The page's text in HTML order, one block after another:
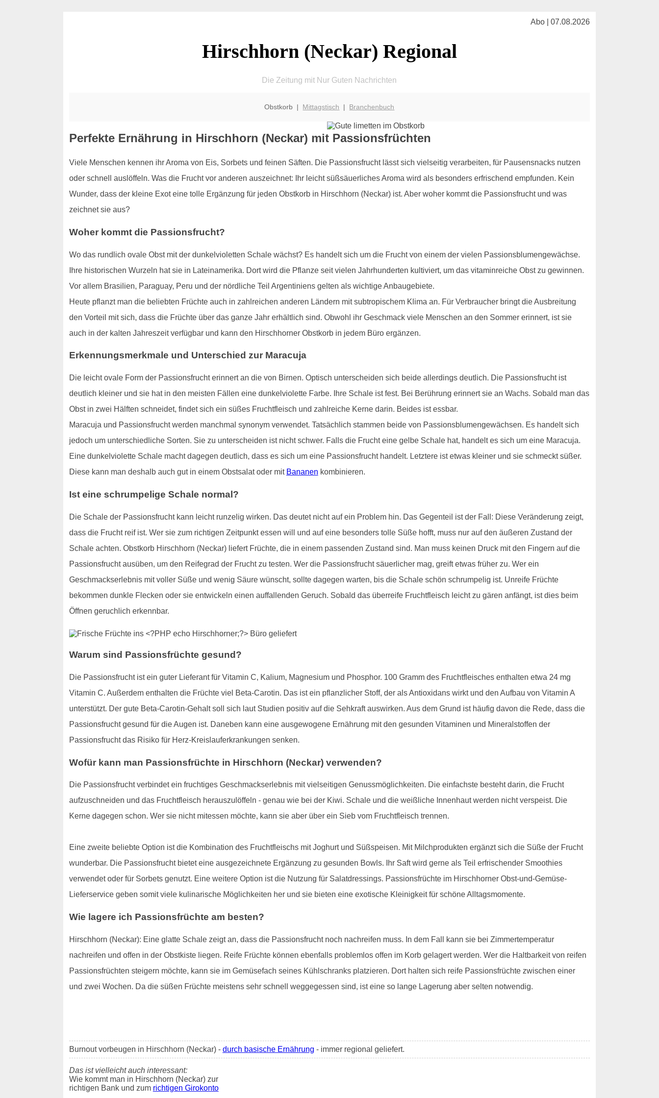
Abo | 07.08.2026
Hirschhorn (Neckar) Regional
Die Zeitung mit Nur Guten Nachrichten
Obstkorb | Mittagstisch | Branchenbuch
Perfekte Ernährung in Hirschhorn (Neckar) mit Passionsfrüchten
Viele Menschen kennen ihr Aroma von Eis, Sorbets und feinen Säften. Die Passionsfrucht lässt sich vielseitig verarbeiten, für Pausensnacks nutzen
oder schnell auslöffeln. Was die Frucht vor anderen auszeichnet: Ihr leicht süßsäuerliches Aroma wird als besonders erfrischend empfunden. Kein
Wunder, dass der kleine Exot eine tolle Ergänzung für jeden Obstkorb in Hirschhorn (Neckar) ist. Aber woher kommt die Passionsfrucht und was
zeichnet sie aus?
Woher kommt die Passionsfrucht?
Wo das rundlich ovale Obst mit der dunkelvioletten Schale wächst? Es handelt sich um die Frucht von einem der vielen Passionsblumengewächse.
Ihre historischen Wurzeln hat sie in Lateinamerika. Dort wird die Pflanze seit vielen Jahrhunderten kultiviert, um das vitaminreiche Obst zu gewinnen.
Vor allem Brasilien, Paraguay, Peru und der nördliche Teil Argentiniens gelten als wichtige Anbaugebiete.
Heute pflanzt man die beliebten Früchte auch in zahlreichen anderen Ländern mit subtropischem Klima an. Für Verbraucher bringt die Ausbreitung
den Vorteil mit sich, dass die Früchte über das ganze Jahr erhältlich sind. Obwohl ihr Geschmack viele Menschen an den Sommer erinnert, ist sie
auch in der kalten Jahreszeit verfügbar und kann den Hirschhorner Obstkorb in jedem Büro ergänzen.
Erkennungsmerkmale und Unterschied zur Maracuja
Die leicht ovale Form der Passionsfrucht erinnert an die von Birnen. Optisch unterscheiden sich beide allerdings deutlich. Die Passionsfrucht ist
deutlich kleiner und sie hat in den meisten Fällen eine dunkelviolette Farbe. Ihre Schale ist fest. Bei Berührung erinnert sie an Wachs. Sobald man das
Obst in zwei Hälften schneidet, findet sich ein süßes Fruchtfleisch und zahlreiche Kerne darin. Beides ist essbar.
Maracuja und Passionsfrucht werden manchmal synonym verwendet. Tatsächlich stammen beide von Passionsblumengewächsen. Es handelt sich
jedoch um unterschiedliche Sorten. Sie zu unterscheiden ist nicht schwer. Falls die Frucht eine gelbe Schale hat, handelt es sich um eine Maracuja.
Eine dunkelviolette Schale macht dagegen deutlich, dass es sich um eine Passionsfrucht handelt. Letztere ist etwas kleiner und sie schmeckt süßer.
Diese kann man deshalb auch gut in einem Obstsalat oder mit Bananen kombinieren.
Ist eine schrumpelige Schale normal?
Die Schale der Passionsfrucht kann leicht runzelig wirken. Das deutet nicht auf ein Problem hin. Das Gegenteil ist der Fall: Diese Veränderung zeigt,
dass die Frucht reif ist. Wer sie zum richtigen Zeitpunkt essen will und auf eine besonders tolle Süße hofft, muss nur auf den äußeren Zustand der
Schale achten. Obstkorb Hirschhorn (Neckar) liefert Früchte, die in einem passenden Zustand sind. Man muss keinen Druck mit den Fingern auf die
Passionsfrucht ausüben, um den Reifegrad der Frucht zu testen. Wer die Passionsfrucht säuerlicher mag, greift etwas früher zu. Wer ein
Geschmackserlebnis mit voller Süße und wenig Säure wünscht, sollte dagegen warten, bis die Schale schön schrumpelig ist. Unreife Früchte
bekommen dunkle Flecken oder sie entwickeln einen auffallenden Geruch. Sobald das überreife Fruchtfleisch leicht zu gären anfängt, ist dies beim
Öffnen geruchlich erkennbar.
Warum sind Passionsfrüchte gesund?
Die Passionsfrucht ist ein guter Lieferant für Vitamin C, Kalium, Magnesium und Phosphor. 100 Gramm des Fruchtfleisches enthalten etwa 24 mg
Vitamin C. Außerdem enthalten die Früchte viel Beta-Carotin. Das ist ein pflanzlicher Stoff, der als Antioxidans wirkt und den Aufbau von Vitamin A
unterstützt. Der gute Beta-Carotin-Gehalt soll sich laut Studien positiv auf die Sehkraft auswirken. Aus dem Grund ist häufig davon die Rede, dass die
Passionsfrucht gesund für die Augen ist. Daneben kann eine ausgewogene Ernährung mit den gesunden Vitaminen und Mineralstoffen der
Passionsfrucht das Risiko für Herz-Kreislauferkrankungen senken.
Wofür kann man Passionsfrüchte in Hirschhorn (Neckar) verwenden?
Die Passionsfrucht verbindet ein fruchtiges Geschmackserlebnis mit vielseitigen Genussmöglichkeiten. Die einfachste besteht darin, die Frucht
aufzuschneiden und das Fruchtfleisch herauszulöffeln - genau wie bei der Kiwi. Schale und die weißliche Innenhaut werden nicht verspeist. Die
Kerne dagegen schon. Wer sie nicht mitessen möchte, kann sie aber über ein Sieb vom Fruchtfleisch trennen.
Eine zweite beliebte Option ist die Kombination des Fruchtfleischs mit Joghurt und Süßspeisen. Mit Milchprodukten ergänzt sich die Süße der Frucht
wunderbar. Die Passionsfrucht bietet eine ausgezeichnete Ergänzung zu gesunden Bowls. Ihr Saft wird gerne als Teil erfrischender Smoothies
verwendet oder für Sorbets genutzt. Eine weitere Option ist die Nutzung für Salatdressings. Passionsfrüchte im Hirschhorner Obst-und-Gemüse-
Lieferservice geben somit viele kulinarische Möglichkeiten her und sie bieten eine exotische Kleinigkeit für schöne Alltagsmomente.
Wie lagere ich Passionsfrüchte am besten?
Hirschhorn (Neckar): Eine glatte Schale zeigt an, dass die Passionsfrucht noch nachreifen muss. In dem Fall kann sie bei Zimmertemperatur
nachreifen und offen in der Obstkiste liegen. Reife Früchte können ebenfalls problemlos offen im Korb gelagert werden. Wer die Haltbarkeit von reifen
Passionsfrüchten steigern möchte, kann sie im Gemüsefach seines Kühlschranks platzieren. Dort halten sich reife Passionsfrüchte zwischen einer
und zwei Wochen. Da die süßen Früchte meistens sehr schnell weggegessen sind, ist eine so lange Lagerung aber selten notwendig.
Burnout vorbeugen in Hirschhorn (Neckar) - durch basische Ernährung - immer regional geliefert.
Das ist vielleicht auch interessant:
Wie kommt man in Hirschhorn (Neckar) zur
richtigen Bank und zum richtigen Girokonto